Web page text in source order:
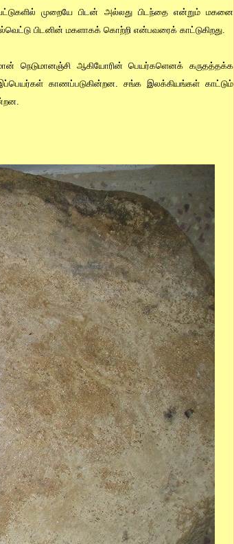
முறையே பிடன் அல்லது பிடந்தை என்றும் மகனை
பிடனின் மகளாகக் கொற்றி என்பவரைக் காட்டுகிறது.
நெடுமானஞ்சி ஆகியோரின் பெயர்களெனக் கருதத்தக்க
காணப்படுகின்றன. சங்க இலக்கியங்கள் காட்டும்